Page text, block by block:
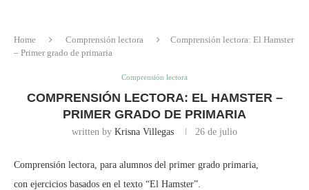
Home Comprensión lectora
Comprensión lectora: El Hamster
– Primer grado de primaria
Comprensión lectora
COMPRENSIÓN LECTORA: EL HAMSTER –
PRIMER GRADO DE PRIMARIA
written by Krisna Villegas 26 de julio
Comprensión lectora, para alumnos del primer grado primaria,
con ejercicios basados en el texto “El Hamster”.